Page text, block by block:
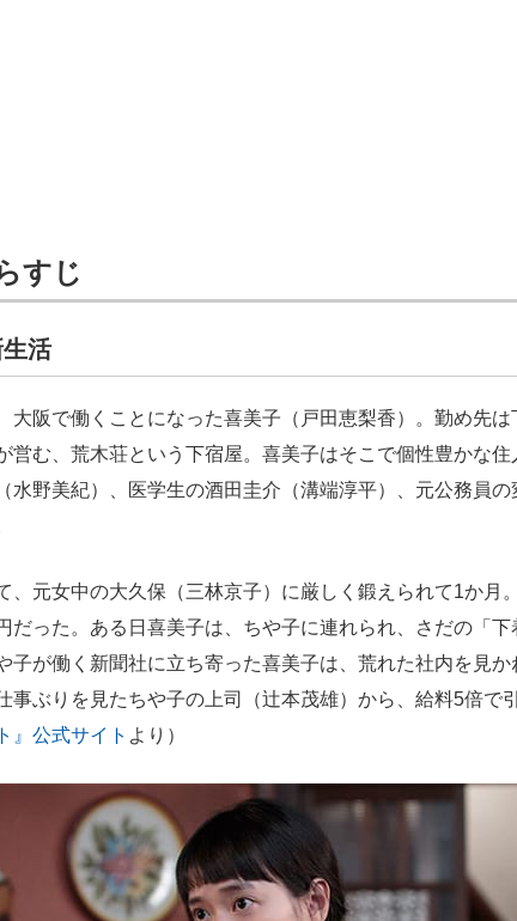
すじ
活
阪で働くことになった喜美子（戸田恵梨香）。勤め先は
営む、荒木荘という下宿屋。喜美子はそこで個性豊かな
水野美紀）、医学生の酒田圭介（溝端淳平）、元公務員
元女中の大久保（三林京子）に厳しく鍛えられて1か月
だった。ある日喜美子は、ちや子に連れられ、さだの「下
子が働く新聞社に立ち寄った喜美子は、荒れた社内を見か
事ぶりを見たちや子の上司（辻本茂雄）から、給料5倍で
』公式サイト より）